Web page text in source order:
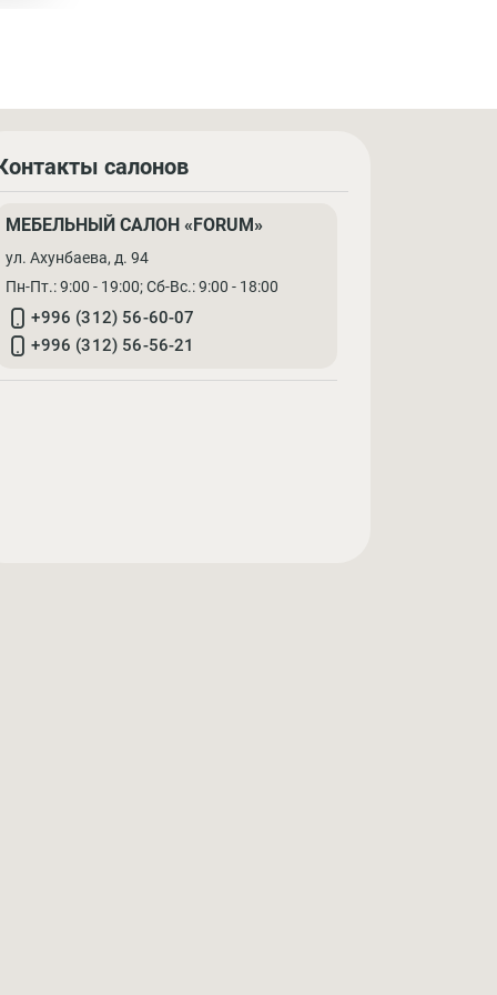
салонов
МЕБЕЛЬНЫЙ САЛОН «FORUM»
ул. Ахунбаева, д. 94
Пн-Пт.: 9:00 - 19:00; Cб-Вс.: 9:00 - 18:00
+996 (312) 56-60-07
+996 (312) 56-56-21